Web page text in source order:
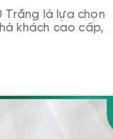
Trắng là lựa chọn
khách cao cấp,